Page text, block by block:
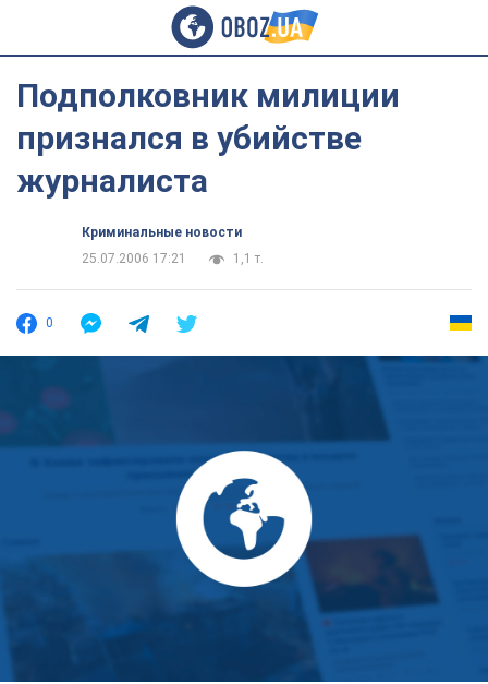
Подполковник милиции
признался в убийстве
журналиста
Криминальные новости
25.07.2006 17:21
1,1 т.
0